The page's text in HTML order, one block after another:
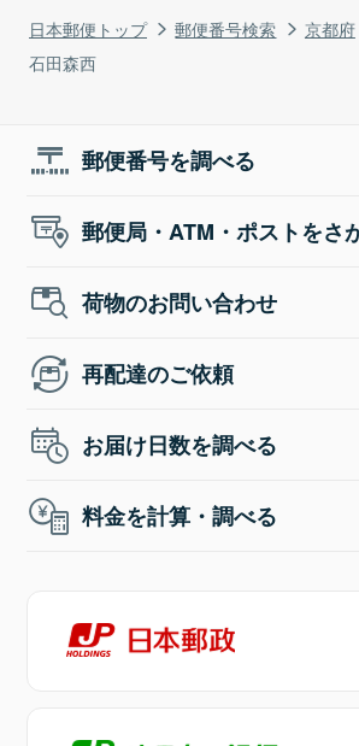
日本郵便トップ 郵便番号検索 京都府
石田森西
郵便番号を調べる
郵便局・ATM・ポストをさ
荷物のお問い合わせ
再配達のご依頼
お届け日数を調べる
料金を計算・調べる